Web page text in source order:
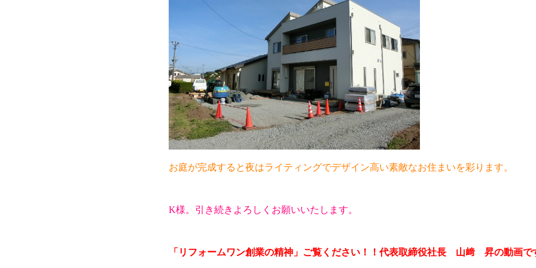
お庭が完成すると夜はライティングでデザイン高い素敵なお住まいを彩ります。
K様。引き続きよろしくお願いいたします。
「リフォームワン創業の精神」ご覧ください！！代表取締役社長 山﨑 昇の動画で